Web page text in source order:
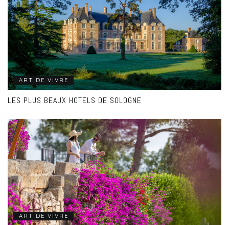
ART DE VIVRE
LES PLUS BEAUX HOTELS DE SOLOGNE
ART DE VIVRE